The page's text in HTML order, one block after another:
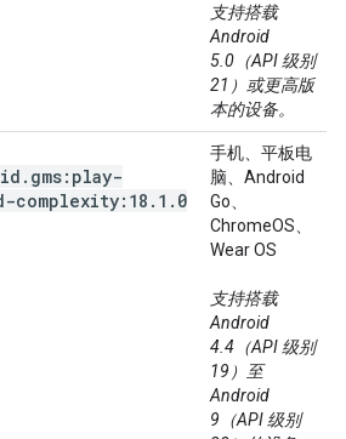
支持搭载
Android
5.0（API 级别
21）或更高版
本的设备。
. gms:play-
complexity:18 . 1 . 0
手机、平板电
脑、Android
Go、
ChromeOS、
Wear OS
支持搭载
Android
4.4（API 级别
19）至
Android
9（API 级别